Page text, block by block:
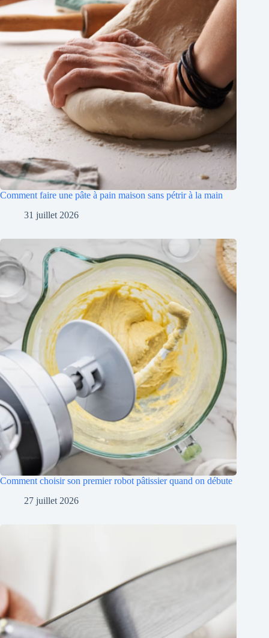
Comment faire une pâte à pain maison sans pétrir à la main
31 juillet 2026
Comment choisir son premier robot pâtissier quand on débute
27 juillet 2026